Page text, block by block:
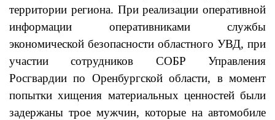
территории региона. При реализации оперативной
информации оперативниками службы
экономической безопасности областного УВД, при
участии сотрудников СОБР Управления
Росгвардии по Оренбургской области, в момент
попытки хищения материальных ценностей были
задержаны трое мужчин, которые на автомобиле